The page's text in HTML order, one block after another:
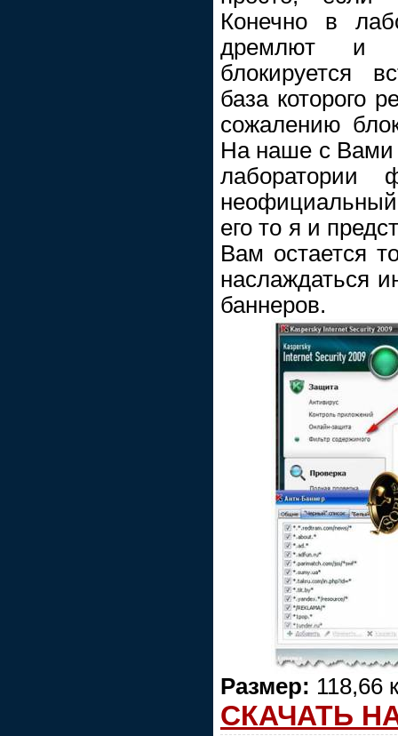
Конечно в
дремлют и
блокируется
база которого
сожалению
На наше с Вами
лаборатории
его то я и
Вам остается
наслаждаться
баннеров.
Размер: 118,66
СКАЧАТЬ